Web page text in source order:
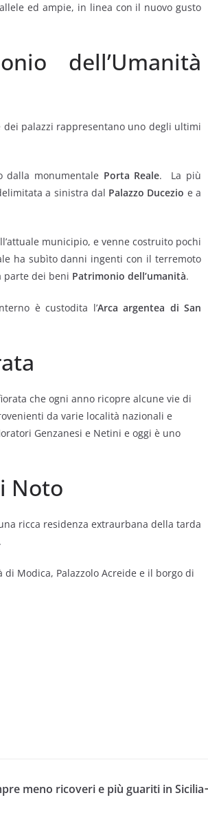
ed ampie, in linea con il nuovo gusto
dell’Umanità
dei palazzi rappresentano uno degli ultimi
dalla monumentale Porta Reale. La più
a sinistra dal Palazzo Ducezio e a
municipio, e venne costruito pochi
ha subìto danni ingenti con il terremoto
parte dei beni Patrimonio dell’umanità.
è custodita l’Arca argentea di San
che ogni anno ricopre alcune vie di
da varie località nazionali e
Genzanesi e Netini e oggi è uno
Noto
ricca residenza extraurbana della tarda
Modica, Palazzolo Acreide e il borgo di
meno ricoveri e più guariti in Sicilia